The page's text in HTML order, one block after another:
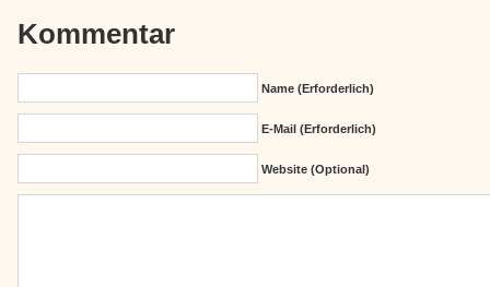
Kommentar
Name (erforderlich)
E-Mail (erforderlich)
Website (Optional)